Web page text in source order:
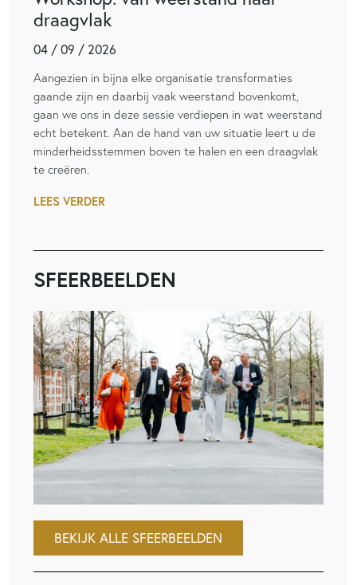
draagvlak
04 / 09 / 2026
Aangezien in bijna elke organisatie transformaties
gaande zijn en daarbij vaak weerstand bovenkomt,
gaan we ons in deze sessie verdiepen in wat weerstand
echt betekent. Aan de hand van uw situatie leert u de
minderheidsstemmen boven te halen en een draagvlak
te creëren.
LEES VERDER
SFEERBEELDEN
BEKIJK ALLE SFEERBEELDEN